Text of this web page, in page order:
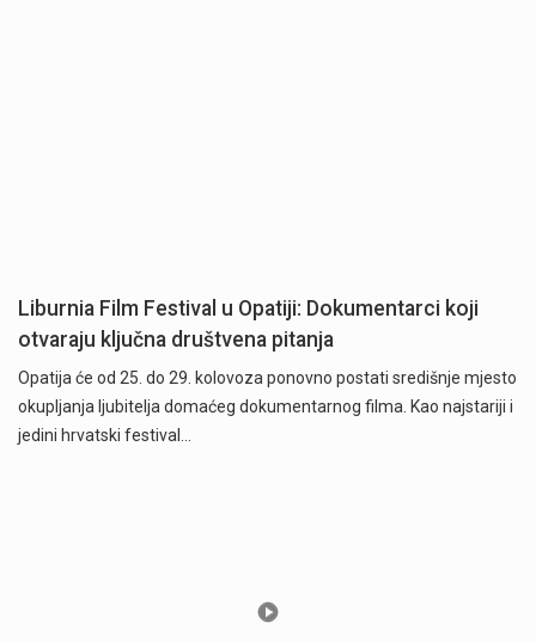
Liburnia Film Festival u Opatiji: Dokumentarci koji
otvaraju ključna društvena pitanja
Opatija će od 25. do 29. kolovoza ponovno postati središnje mjesto
okupljanja ljubitelja domaćeg dokumentarnog filma. Kao najstariji i
jedini hrvatski festival…